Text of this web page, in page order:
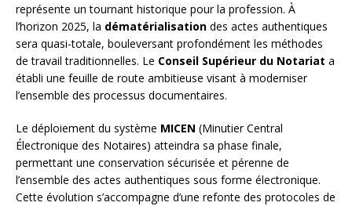
représente un tournant historique pour la profession. À
l’horizon 2025, la dématérialisation des actes authentiques
sera quasi-totale, bouleversant profondément les méthodes
de travail traditionnelles. Le Conseil Supérieur du Notariat a
établi une feuille de route ambitieuse visant à moderniser
l’ensemble des processus documentaires.
Le déploiement du système MICEN (Minutier Central
Électronique des Notaires) atteindra sa phase finale,
permettant une conservation sécurisée et pérenne de
l’ensemble des actes authentiques sous forme électronique.
Cette évolution s’accompagne d’une refonte des protocoles de